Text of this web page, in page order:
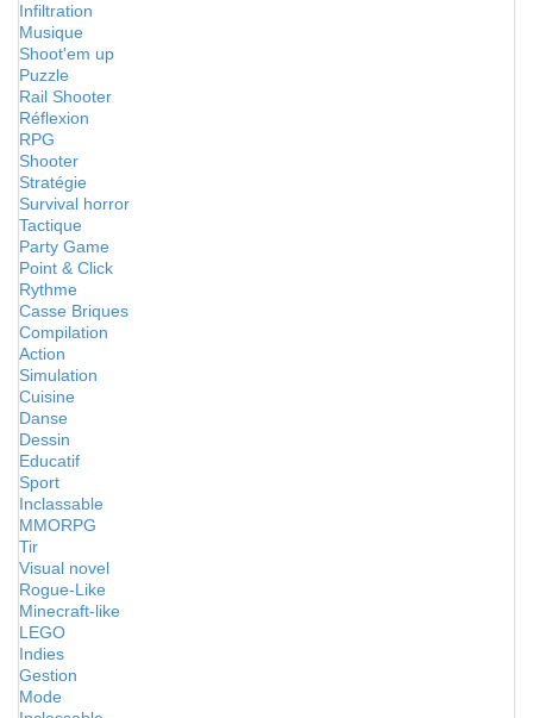
Infiltration
Musique
Shoot'em up
Puzzle
Rail Shooter
Réflexion
RPG
Shooter
Stratégie
Survival horror
Tactique
Party Game
Point & Click
Rythme
Casse Briques
Compilation
Action
Simulation
Cuisine
Danse
Dessin
Educatif
Sport
Inclassable
MMORPG
Tir
Visual novel
Rogue-Like
Minecraft-like
LEGO
Indies
Gestion
Mode